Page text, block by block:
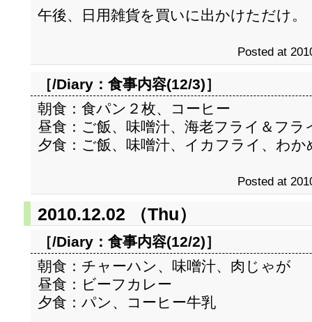
午後、日用雑貨を買いに出かけただけ。
Posted at
［/Diary： 食事内容(12/3)］
朝食：食パン２枚、コーヒー
昼食：ご飯、味噌汁、海老フライ＆フラ
夕食：ご飯、味噌汁、イカフライ、わか
Posted at
2010.12.02 （Thu）
［/Diary： 食事内容(12/2)］
朝食：チャーハン、味噌汁、肉じゃが
昼食：ビーフカレー
夕食：パン、コーヒー牛乳